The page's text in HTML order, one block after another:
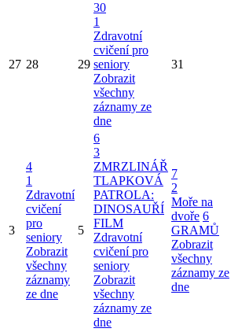
27 28 29
30
1
Zdravotní
cvičení pro
seniory
Zobrazit
všechny
záznamy ze
dne
31
3
4
1
Zdravotní
cvičení
pro
seniory
Zobrazit
všechny
záznamy
ze dne
5
6
3
ZMRZLINÁŘ
TLAPKOVÁ
PATROLA:
DINOSAUŘÍ
FILM
Zdravotní
cvičení pro
seniory
Zobrazit
všechny
záznamy ze
dne
7
2
Moře na
dvoře 6
GRAMŮ
Zobrazit
všechny
záznamy ze
dne